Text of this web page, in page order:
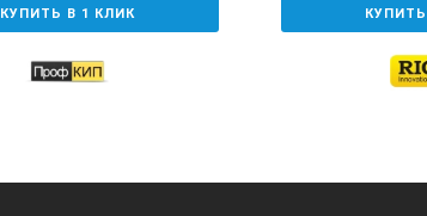
Линейный рабочий диапазон
Пределы основной
КУПИТЬ В 1 КЛИК